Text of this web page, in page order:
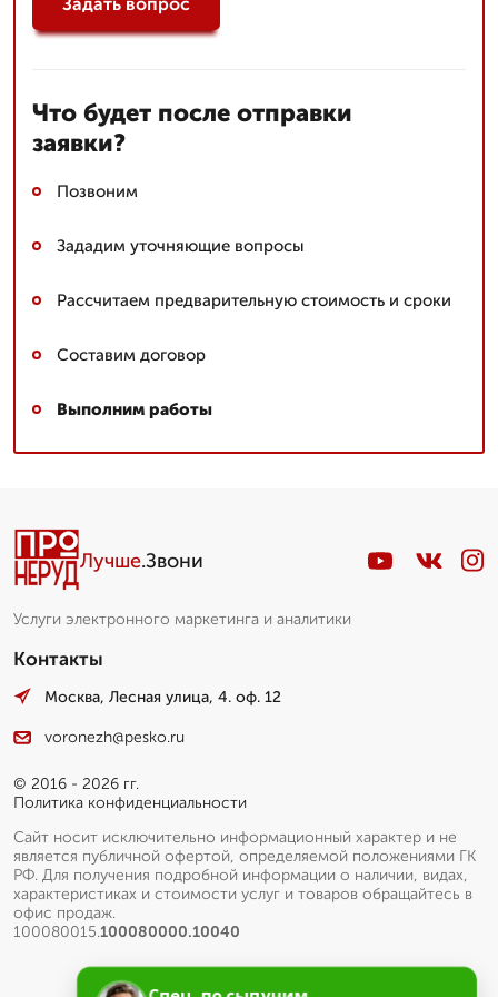
Задать вопрос
Что будет после отправки
заявки?
Позвоним
Зададим уточняющие вопросы
Рассчитаем предварительную стоимость и сроки
Составим договор
Выполним работы
Лучше.Звони
Услуги электронного маркетинга и аналитики
Контакты
Москва, Лесная улица, 4. оф. 12
voronezh@pesko.ru
© 2016 - 2026 гг.
Политика конфиденциальности
Сайт носит исключительно информационный характер и не
является публичной офертой, определяемой положениями ГК
РФ. Для получения подробной информации о наличии, видах,
характеристиках и стоимости услуг и товаров обращайтесь в
офис продаж.
100080015.100080000.10040